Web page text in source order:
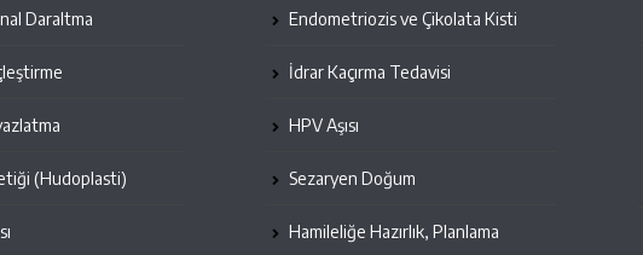
Daraltma
(Hudoplasti)
Endometriozis ve Çikolata Kisti
İdrar Kaçırma Tedavisi
HPV Aşısı
Sezaryen Doğum
Hamileliğe Hazırlık, Planlama